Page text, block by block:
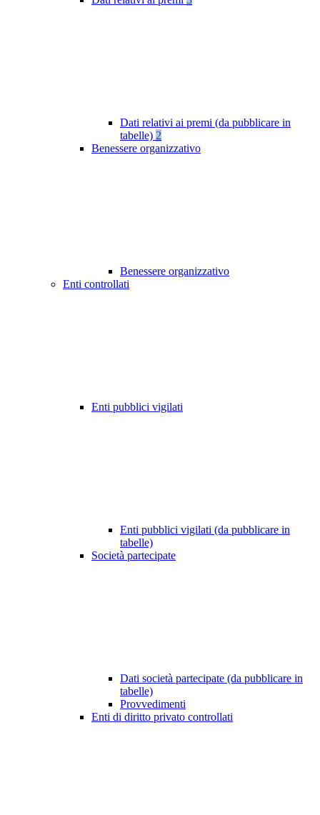
Dati relativi ai premi (da pubblicare in
tabelle) 2
Benessere organizzativo
Benessere organizzativo
Enti controllati
Enti pubblici vigilati
Enti pubblici vigilati (da pubblicare in
tabelle)
Società partecipate
Dati società partecipate (da pubblicare in
tabelle)
Provvedimenti
Enti di diritto privato controllati